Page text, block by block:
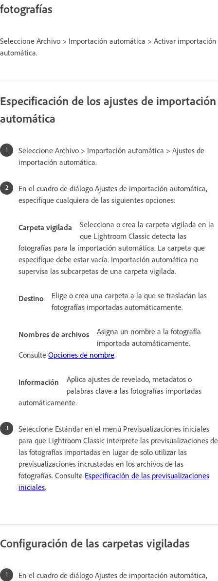
fotografías
Seleccione Archivo > Importación automática > Activar importación
automática.
Especificación de los ajustes de importación
automática
Seleccione Archivo > Importación automática > Ajustes de
importación automática.
En el cuadro de diálogo Ajustes de importación automática,
especifique cualquiera de las siguientes opciones:
Carpeta vigilada
Selecciona o crea la carpeta vigilada en la
que Lightroom Classic detecta las
fotografías para la importación automática. La carpeta que
especifique debe estar vacía. Importación automática no
supervisa las subcarpetas de una carpeta vigilada.
Destino
Elige o crea una carpeta a la que se trasladan las
fotografías importadas automáticamente.
Nombres de archivos
Asigna un nombre a la fotografía
importada automáticamente.
Consulte Opciones de nombre.
Información
Aplica ajustes de revelado, metadatos o
palabras clave a las fotografías importadas
automáticamente.
Seleccione Estándar en el menú Previsualizaciones iniciales
para que Lightroom Classic interprete las previsualizaciones de
las fotografías importadas en lugar de solo utilizar las
previsualizaciones incrustadas en los archivos de las
fotografías. Consulte Especificación de las previsualizaciones
iniciales.
Configuración de las carpetas vigiladas
En el cuadro de diálogo Ajustes de importación automática,